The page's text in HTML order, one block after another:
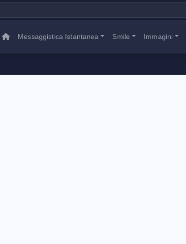
Messaggistica Istantanea Smile Immagini